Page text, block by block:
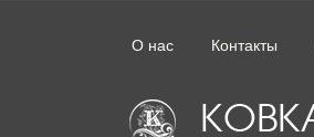
О нас Контакты